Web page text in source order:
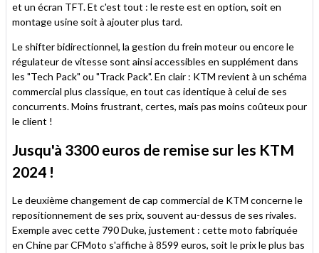
et un écran TFT. Et c'est tout : le reste est en option, soit en
montage usine soit à ajouter plus tard.
Le shifter bidirectionnel, la gestion du frein moteur ou encore le
régulateur de vitesse sont ainsi accessibles en supplément dans
les "Tech Pack" ou "Track Pack". En clair : KTM revient à un schéma
commercial plus classique, en tout cas identique à celui de ses
concurrents. Moins frustrant, certes, mais pas moins coûteux pour
le client !
Jusqu'à 3300 euros de remise sur les KTM
2024 !
Le deuxième changement de cap commercial de KTM concerne le
repositionnement de ses prix, souvent au-dessus de ses rivales.
Exemple avec cette 790 Duke, justement : cette moto fabriquée
en Chine par CFMoto s'affiche à 8599 euros, soit le prix le plus bas